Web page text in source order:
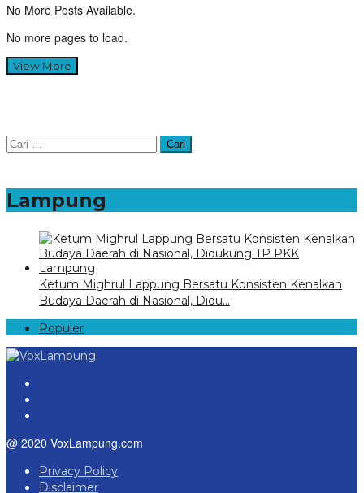
No More Posts Available.
No more pages to load.
View More
Cari
untuk:
Lampung
Ketum Mighrul Lappung Bersatu Konsisten Kenalkan
Budaya Daerah di Nasional, Didu…
Populer
@ 2020 VoxLampung.com
Privacy Policy
Disclaimer